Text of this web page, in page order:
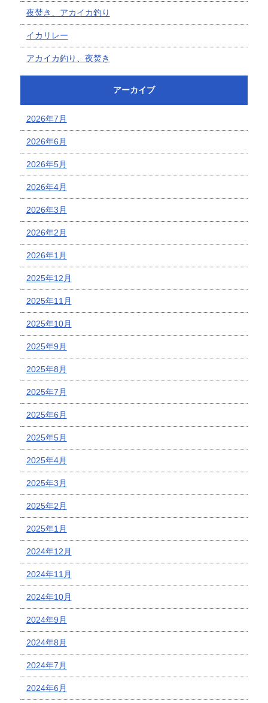
夜焚き、アカイカ釣り
イカリレー
アカイカ釣り、夜焚き
アーカイブ
2026年7月
2026年6月
2026年5月
2026年4月
2026年3月
2026年2月
2026年1月
2025年12月
2025年11月
2025年10月
2025年9月
2025年8月
2025年7月
2025年6月
2025年5月
2025年4月
2025年3月
2025年2月
2025年1月
2024年12月
2024年11月
2024年10月
2024年9月
2024年8月
2024年7月
2024年6月